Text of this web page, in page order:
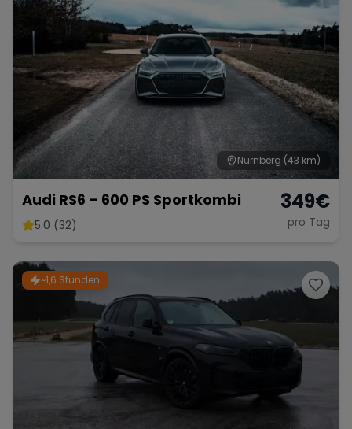
Nürnberg (43 km)
Audi RS6 – 600 PS Sportkombi
5.0 (32)
349€
pro Tag
~1,6 Stunden